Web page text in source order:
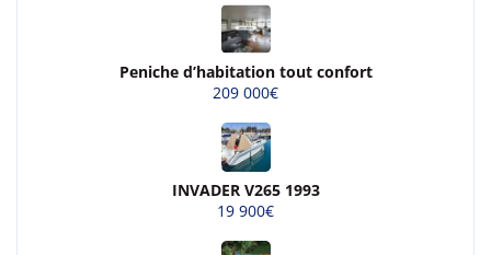
Peniche d’habitation tout confort
209 000€
INVADER V265 1993
19 900€